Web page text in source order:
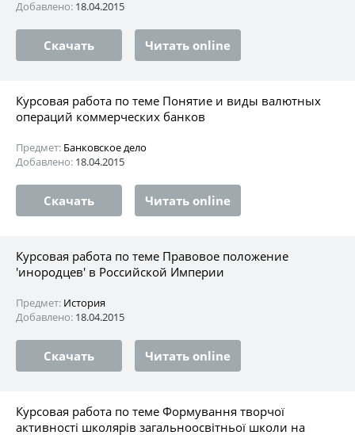
Добавлено: 18.04.2015
Скачать Читать online
Курсовая работа по теме Понятие и виды валютных
операций коммерческих банков
Предмет: Банковское дело
Добавлено: 18.04.2015
Скачать Читать online
Курсовая работа по теме Правовое положение
'инородцев' в Российской Империи
Предмет: История
Добавлено: 18.04.2015
Скачать Читать online
Курсовая работа по теме Формування творчої
активностi школярів загальноосвiтньої школи на